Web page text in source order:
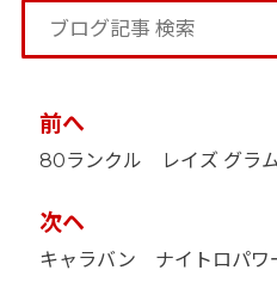
投
稿
ナ
ゲ
ー
シ
前へ
80ランクル レイズ グラ
次ヘ
キャラバン ナイトロパワ